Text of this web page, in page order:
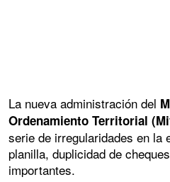
La nueva administración del
Ordenamiento Territorial
serie de irregularidades en la
planilla, duplicidad de
importantes.